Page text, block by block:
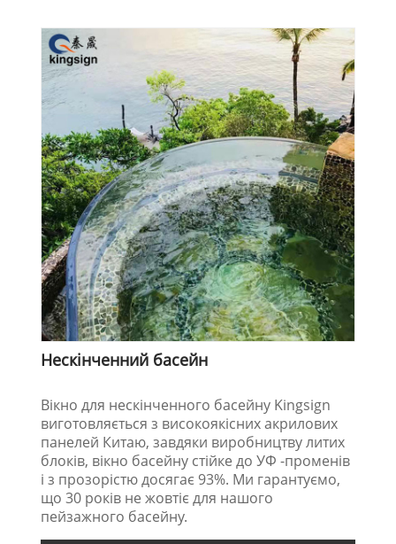
Нескінченний басейн
Вікно для нескінченного басейну Kingsign
виготовляється з високоякісних акрилових
панелей Китаю, завдяки виробництву литих
блоків, вікно басейну стійке до УФ -променів
і з прозорістю досягає 93%. Ми гарантуємо,
що 30 років не жовтіє для нашого
пейзажного басейну.